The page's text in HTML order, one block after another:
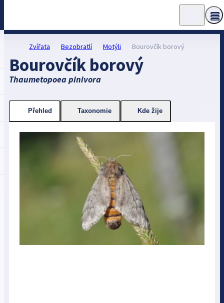
Zvířata Bezobratlí Motýli Bourovčík borový
Bourovčík borový
Thaumetopoea pinivora
Přehled Taxonomie Kde žije